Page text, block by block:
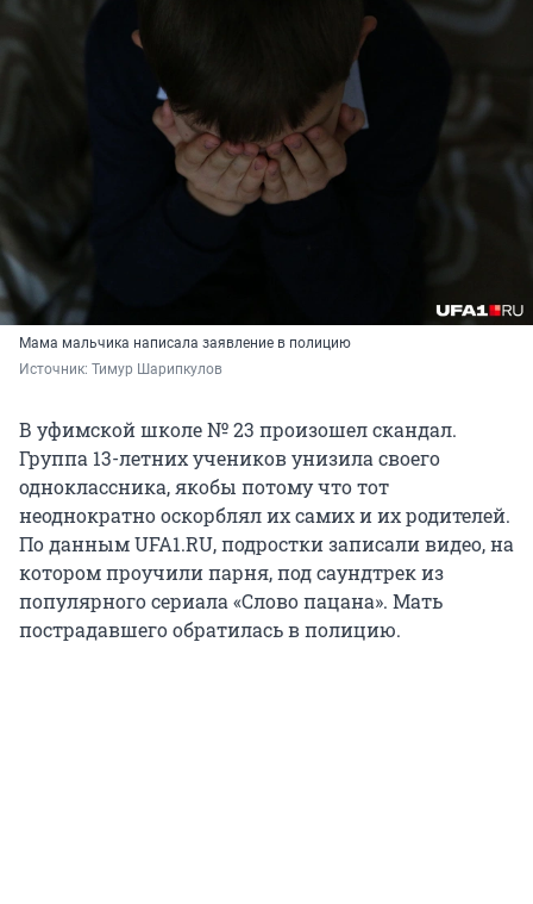
Мама мальчика написала заявление в полицию
Источник: Тимур Шарипкулов
В уфимской школе № 23 произошел скандал.
Группа 13-летних учеников унизила своего
одноклассника, якобы потому что тот
неоднократно оскорблял их самих и их родителей.
По данным UFA1.RU, подростки записали видео, на
котором проучили парня, под саундтрек из
популярного сериала «Слово пацана». Мать
пострадавшего обратилась в полицию.